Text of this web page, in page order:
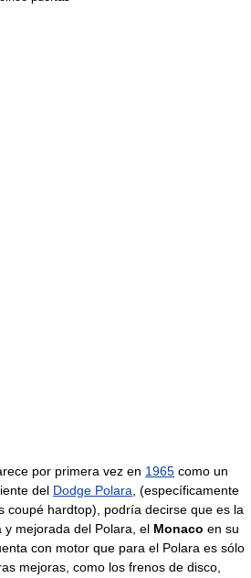
por primera vez en 1965 como un
del Dodge Polara , (específicamente
coupé hardtop), podría decirse que es la
y mejorada del Polara, el Monaco en su
con motor que para el Polara es sólo
mejoras, como los frenos de disco,